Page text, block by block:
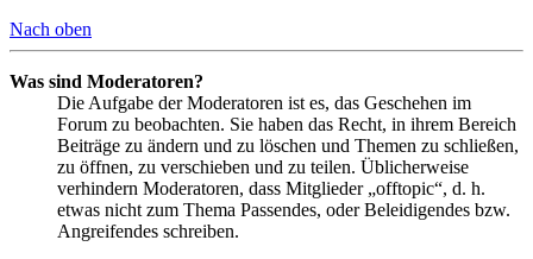
Nach oben
Was sind Moderatoren?
Die Aufgabe der Moderatoren ist es, das Geschehen im
Forum zu beobachten. Sie haben das Recht, in ihrem Bereich
Beiträge zu ändern und zu löschen und Themen zu schließen,
zu öffnen, zu verschieben und zu teilen. Üblicherweise
verhindern Moderatoren, dass Mitglieder „offtopic“, d. h.
etwas nicht zum Thema Passendes, oder Beleidigendes bzw.
Angreifendes schreiben.